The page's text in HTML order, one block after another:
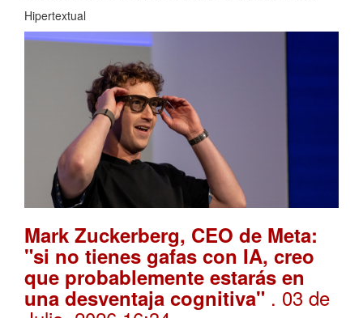
Hipertextual
Mark Zuckerberg, CEO de Meta:
"si no tienes gafas con IA, creo
que probablemente estarás en
una desventaja cognitiva" . 03 de